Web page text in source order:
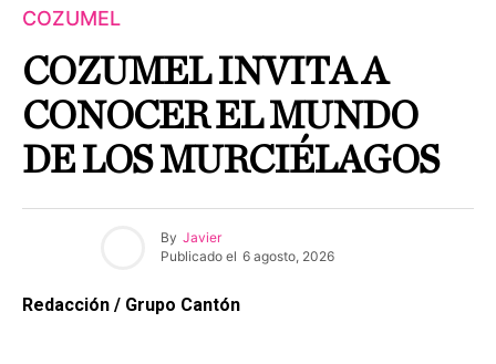
COZUMEL
COZUMEL INVITA A
CONOCER EL MUNDO
DE LOS MURCIÉLAGOS
By Javier
Publicado el 6 agosto, 2026
Redacción / Grupo Cantón